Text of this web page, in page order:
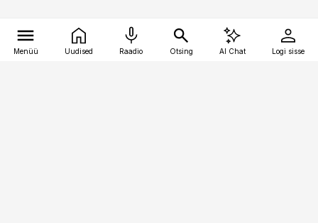
Menüü Uudised Raadio Otsing AI Chat Logi sisse